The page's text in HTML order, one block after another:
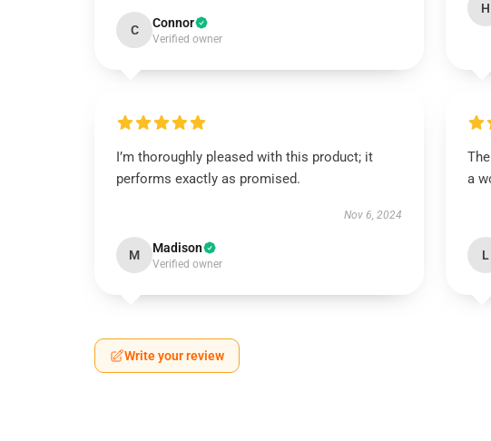
C Connor
Verified owner
H
I’m thoroughly pleased with this product; it
performs exactly as promised.
Nov 6, 2024
M Madison
Verified owner
a
L
Write your review